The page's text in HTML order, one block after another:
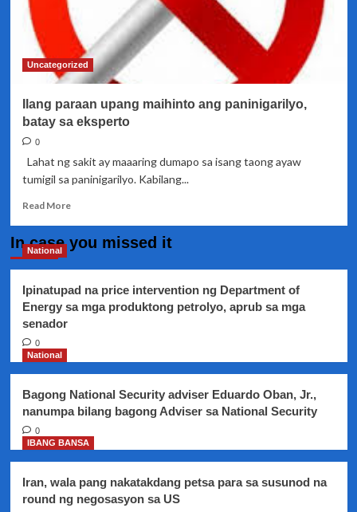
Uncategorized
Ilang paraan upang maihinto ang paninigarilyo,
batay sa eksperto
0
Lahat ng sakit ay maaaring dumapo sa isang taong ayaw
tumigil sa paninigarilyo. Kabilang...
Read MoreRead
Ilang
maihinto
ang
In case you missed it
National
Ipinatupad na price intervention ng Department of
Energy sa mga produktong petrolyo, aprub sa mga
senador
0
National
Bagong National Security adviser Eduardo Oban, Jr.,
nanumpa bilang bagong Adviser sa National Security
0
IBANG BANSA
Iran, wala pang nakatakdang petsa para sa susunod na
round ng negosasyon sa US